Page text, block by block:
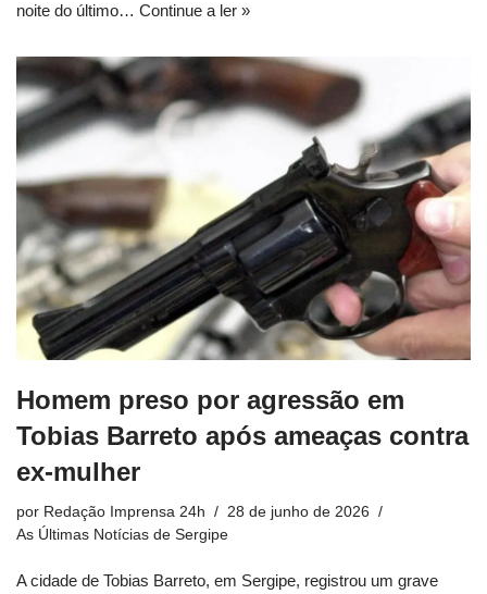
noite do último… Continue a ler »
Homem preso por agressão em
Tobias Barreto após ameaças contra
ex-mulher
por Redação Imprensa 24h
28 de junho de 2026
As Últimas Notícias de Sergipe
A cidade de Tobias Barreto, em Sergipe, registrou um grave